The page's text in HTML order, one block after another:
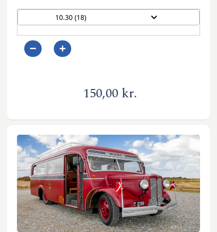
10.30 (18)
150,00 kr.